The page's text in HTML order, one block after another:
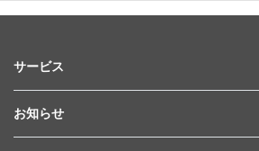
サービス
お知らせ